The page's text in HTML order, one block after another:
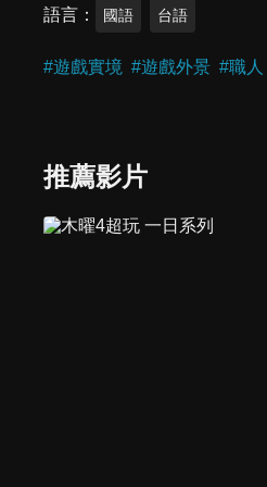
語言 國語 台語
#遊戲實境 #遊戲外景 #職人
推薦影片